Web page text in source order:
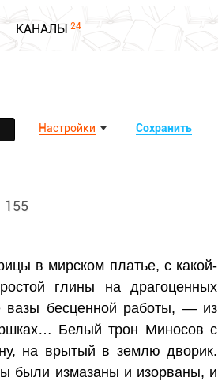
КАНАЛЫ 24
Сохранить
Настройки
155
в мирском платье, с какой-
глины на драгоценных
вазы бесценной работы, — из
Белый трон Миносов с
на врытый в землю дворик.
были измазаны и изорваны, и